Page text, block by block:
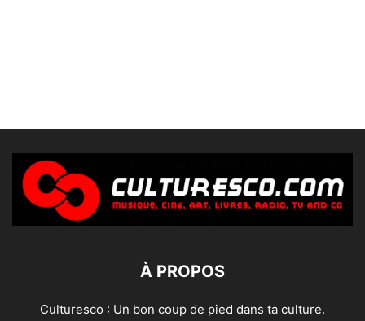
À PROPOS
Culturesco : Un bon coup de pied dans ta culture.